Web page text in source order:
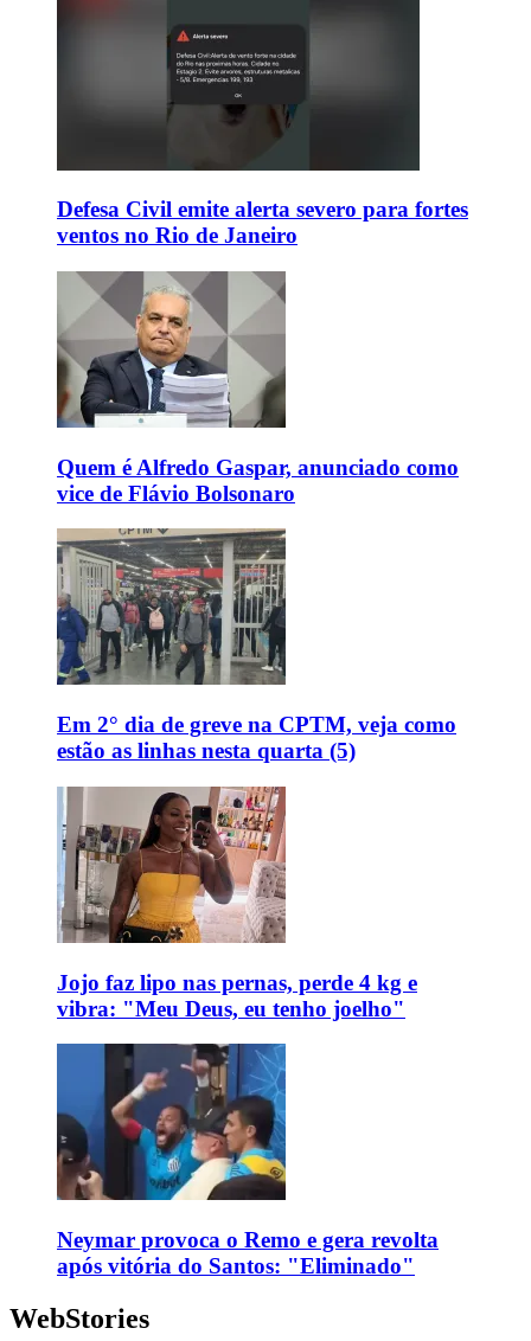
Defesa Civil emite alerta severo para fortes
ventos no Rio de Janeiro
Quem é Alfredo Gaspar, anunciado como
vice de Flávio Bolsonaro
Em 2° dia de greve na CPTM, veja como
estão as linhas nesta quarta (5)
Jojo faz lipo nas pernas, perde 4 kg e
vibra: "Meu Deus, eu tenho joelho"
Neymar provoca o Remo e gera revolta
após vitória do Santos: "Eliminado"
WebStories